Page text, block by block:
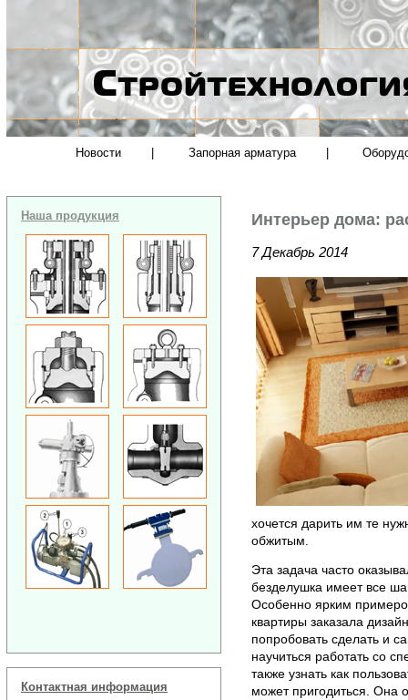
Новости Запорная арматура
Наша продукция
Контактная информация
Интерьер дома:
7 Декабрь 2014
хочется дарить им те
обжитым.
Эта задача часто
безделушка имеет все
Особенно ярким
квартиры заказала
попробовать сделать и
научиться работать со
также узнать как
может пригодиться. Она